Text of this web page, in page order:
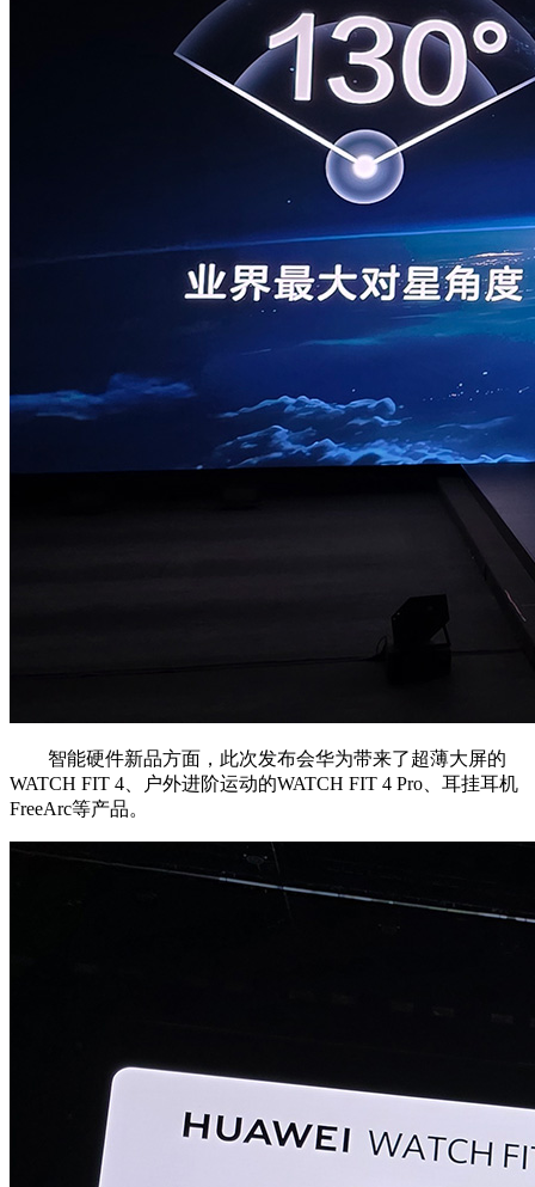
智能硬件新品方面，此次发布会华为带来了超薄大屏的
WATCH FIT 4、户外进阶运动的WATCH FIT 4 Pro、耳挂耳机
FreeArc等产品。